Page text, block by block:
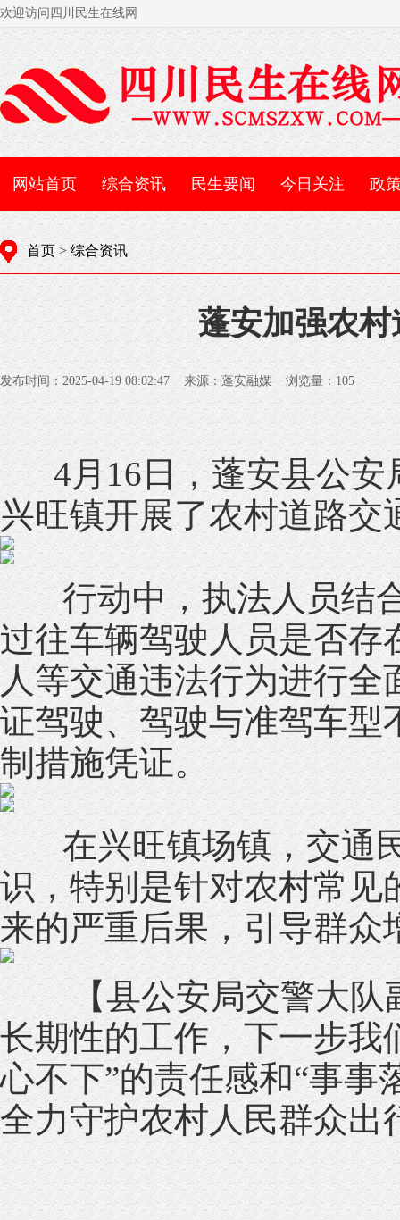
欢迎访问四川民生在线网
网站首页 综合资讯 民生要闻 今日关注 政
首页 > 综合资讯
蓬安加强农
发布时间：2025-04-19 08:02:47 来源：蓬安融媒 浏览量： 105
4月16日，蓬安县公安
兴旺镇开展了农村道路
行动中，执法人员结合
过往车辆驾驶人员是否存
人等交通违法行为进行
证驾驶、驾驶与准驾车型
制措施凭证。
在兴旺镇场镇，交通民
识，特别是针对农村常见
来的严重后果，引导群众
【县公安局交警大队
长期性的工作，下一步我
心不下”的责任感和“事事
全力守护农村人民群众出